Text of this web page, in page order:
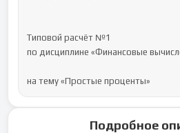
Типовой расчёт №1
по дисциплине «Финансовые
на тему «Простые проценты»
Подробное